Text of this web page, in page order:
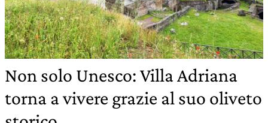
Non solo Unesco: Villa Adriana
torna a vivere grazie al suo oliveto